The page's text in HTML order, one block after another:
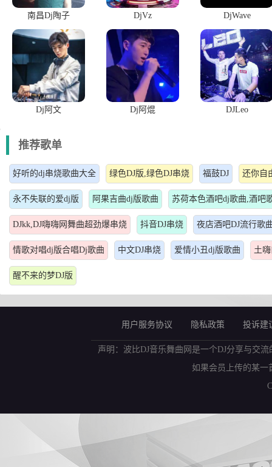
南昌Dj陶子 DjVz DjWave
Dj阿文 Dj阿焜 DJLeo
推荐歌单
好听的dj串烧歌曲大全 绿色DJ版,绿色DJ串烧 福鼓DJ 还你自
永不失联的爱dj版 阿果吉曲dj版歌曲 苏荷本色酒吧dj歌曲,酒吧
DJkk,DJ嗨嗨网舞曲超劲爆串烧 抖音DJ串烧 夜店酒吧DJ流行歌
情歌对唱dj版合唱Dj歌曲 中文DJ串烧 爱情小丑dj版歌曲 土
醒不来的梦DJ版
用户服务协议 隐私政策 投诉建
声明：波比DJ音乐舞曲网是一个DJ分享与交
如果会员上传的某一